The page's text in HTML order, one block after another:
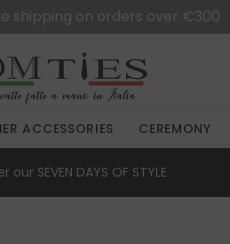
in Italy for orders over €50
ACCESSORIES CEREMONY
our SEVEN DAYS OF STYLE